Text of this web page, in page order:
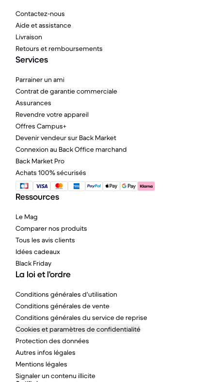
Contactez-nous
Aide et assistance
Livraison
Retours et remboursements
Services
Parrainer un ami
Contrat de garantie commerciale
Assurances
Revendre votre appareil
Offres Campus+
Devenir vendeur sur Back Market
Connexion au Back Office marchand
Back Market Pro
Achats 100% sécurisés
Ressources
Le Mag
Comparer nos produits
Tous les avis clients
Idées cadeaux
Black Friday
La loi et l'ordre
Conditions générales d'utilisation
Conditions générales de vente
Conditions générales du service de reprise
Cookies et paramètres de confidentialité
Protection des données
Autres infos légales
Mentions légales
Signaler un contenu illicite